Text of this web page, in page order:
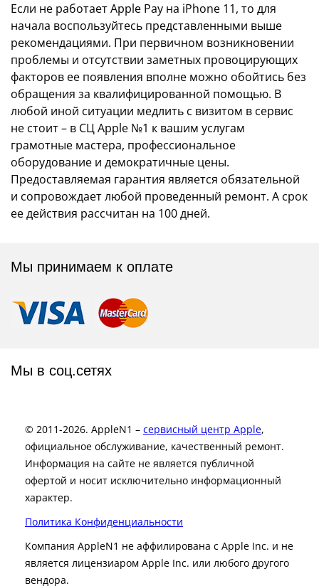
Если не работает Apple Pay на iPhone 11, то для
начала воспользуйтесь представленными выше
рекомендациями. При первичном возникновении
проблемы и отсутствии заметных провоцирующих
факторов ее появления вполне можно обойтись без
обращения за квалифицированной помощью. В
любой иной ситуации медлить с визитом в сервис
не стоит – в СЦ Apple №1 к вашим услугам
грамотные мастера, профессиональное
оборудование и демократичные цены.
Предоставляемая гарантия является обязательной
и сопровождает любой проведенный ремонт. А срок
ее действия рассчитан на 100 дней.
Мы принимаем к оплате
Мы в соц.сетях
© 2011-2026. AppleN1 – сервисный центр Apple,
официальное обслуживание, качественный ремонт.
Информация на сайте не является публичной
офертой и носит исключительно информационный
характер.
Политика Конфиденциальности
Компания AppleN1 не аффилирована c Apple Inc. и не
является лицензиаром Apple Inc. или любого другого
вендора.